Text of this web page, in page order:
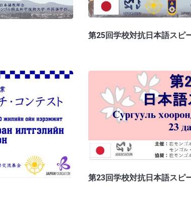
第25回学校対抗日本語スピ
第23回学校対抗日本語スピ